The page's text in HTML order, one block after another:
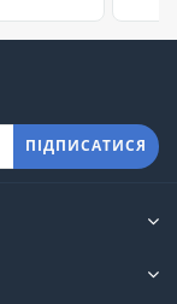
ПІДПИСАТИСЯ